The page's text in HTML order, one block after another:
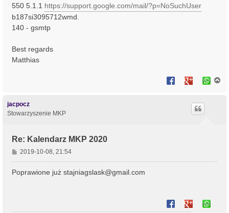
550 5.1.1 https://support.google.com/mail/?p=NoSuchUser
b187si3095712wmd.
140 - gsmtp
Best regards
Matthias
jacpocz
Stowarzyszenie MKP
Re: Kalendarz MKP 2020
P
o
s
2019-10-08, 21:54
Poprawione już stajniagslask@gmail.com